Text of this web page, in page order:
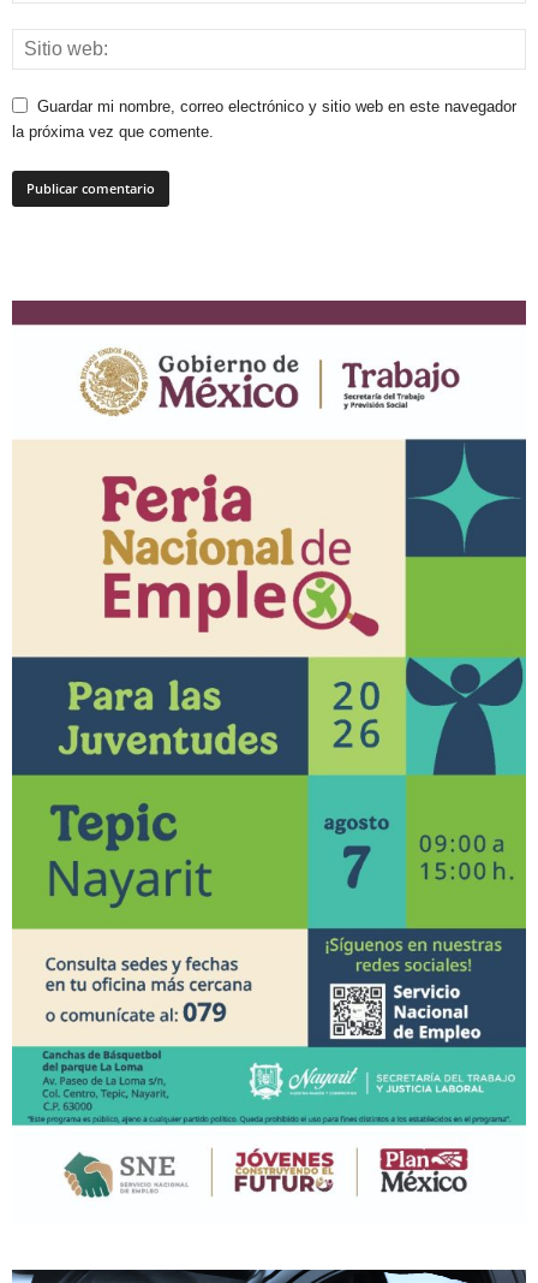
Guardar mi nombre, correo electrónico y sitio web en este navegador
la próxima vez que comente.